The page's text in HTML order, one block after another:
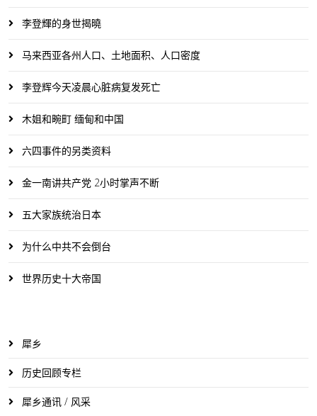
李登輝的身世揭曉
马来西亚各州人口、土地面积、人口密度
李登辉今天凌晨心脏病复发死亡
木姐和畹町 缅甸和中国
六四事件的另类资料
金一南讲共产党 2小时掌声不断
五大家族统治日本
为什么中共不会倒台
世界历史十大帝国
犀乡
历史回顾专栏
犀乡通讯 / 风采